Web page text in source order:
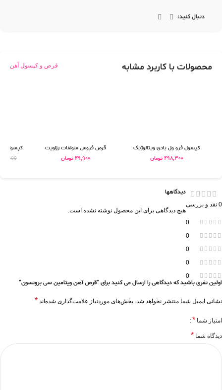
دنبال کنید:
محصولات با کاربرد مشابه قرص و کپسول آهن
کپسول فرو ول بادی ویتالوژیک
498,300 تومان
قرص فروس سولفات رزاویت
49,900 تومان
کپسول
0 نقد و بررسی
0
0
0
0
0
دیدگاهها
هیچ دیدگاهی برای این محصول نوشته نشده است.
اولین نفری باشید که دیدگاهی را ارسال می کنید برای “قرص آهن ویتامین سی برونسون”
نشانی ایمیل شما منتشر نخواهد شد. بخش‌های موردنیاز علامت‌گذاری شده‌اند *
امتیاز شما *
دیدگاه شما *